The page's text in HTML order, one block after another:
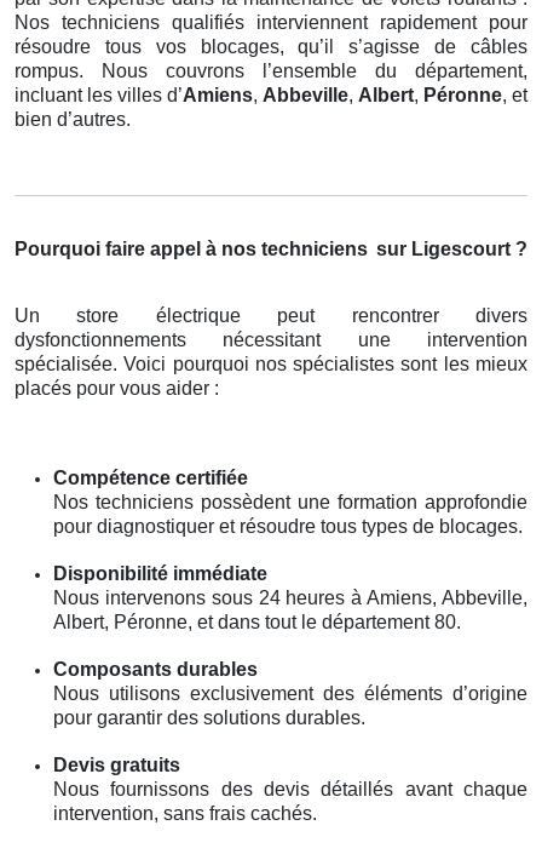
Nos techniciens qualifiés interviennent rapidement pour
résoudre tous vos blocages, qu’il s’agisse de câbles
rompus. Nous couvrons l’ensemble du département,
incluant les villes d’Amiens, Abbeville, Albert, Péronne, et
bien d’autres.
Pourquoi faire appel à nos techniciens sur Ligescourt ?
Un store électrique peut rencontrer divers
dysfonctionnements nécessitant une intervention
spécialisée. Voici pourquoi nos spécialistes sont les mieux
placés pour vous aider :
Compétence certifiée
Nos techniciens possèdent une formation approfondie
pour diagnostiquer et résoudre tous types de blocages.
Disponibilité immédiate
Nous intervenons sous 24 heures à Amiens, Abbeville,
Albert, Péronne, et dans tout le département 80.
Composants durables
Nous utilisons exclusivement des éléments d’origine
pour garantir des solutions durables.
Devis gratuits
Nous fournissons des devis détaillés avant chaque
intervention, sans frais cachés.